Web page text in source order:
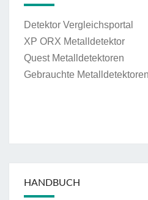
Detektor Vergleichsportal
XP ORX Metalldetektor
Quest Metalldetektoren
Gebrauchte Metalldetektoren
HANDBUCH